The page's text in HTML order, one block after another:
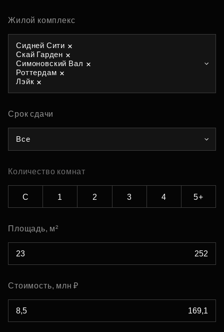
Жилой комплекс
Сидней Сити
Скай Гарден
Симоновский Вал
Роттердам
Лэйк
Срок сдачи
Все
Количество комнат
С 1 2 3 4 5+
Площадь, м²
Стоимость, млн ₽